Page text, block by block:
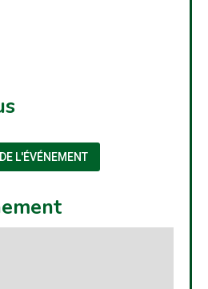
L'ÉVÉNEMENT(NOUVELLE FENÊTRE)